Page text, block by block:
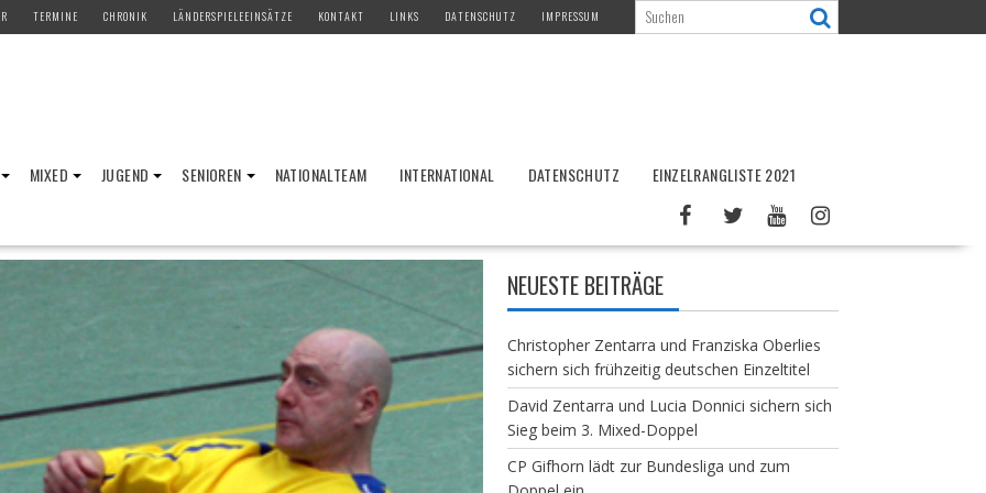
TERMINE CHRONIK LÄNDERSPIELEEINSÄTZE KONTAKT LINKS DATENSCHUTZ IMPRESSUM
MIXED JUGEND SENIOREN NATIONALTEAM INTERNATIONAL DATENSCHUTZ EINZELRANGLISTE 2021
NEUESTE BEITRÄGE
Christopher Zentarra und Franziska Oberlies
sichern sich frühzeitig deutschen Einzeltitel
David Zentarra und Lucia Donnici sichern sich
Sieg beim 3. Mixed-Doppel
CP Gifhorn lädt zur Bundesliga und zum